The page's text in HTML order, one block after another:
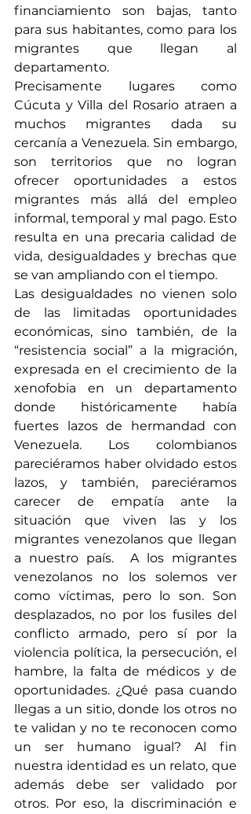
financiamiento son bajas, tanto
para sus habitantes, como para los
migrantes que llegan al
departamento.
Precisamente lugares como
Cúcuta y Villa del Rosario atraen a
muchos migrantes dada su
cercanía a Venezuela. Sin embargo,
son territorios que no logran
ofrecer oportunidades a estos
migrantes más allá del empleo
informal, temporal y mal pago. Esto
resulta en una precaria calidad de
vida, desigualdades y brechas que
se van ampliando con el tiempo.
Las desigualdades no vienen solo
de las limitadas oportunidades
económicas, sino también, de la
“resistencia social” a la migración,
expresada en el crecimiento de la
xenofobia en un departamento
donde históricamente había
fuertes lazos de hermandad con
Venezuela. Los colombianos
pareciéramos haber olvidado estos
lazos, y también, pareciéramos
carecer de empatía ante la
situación que viven las y los
migrantes venezolanos que llegan
a nuestro país.  A los migrantes
venezolanos no los solemos ver
como víctimas, pero lo son. Son
desplazados, no por los fusiles del
conflicto armado, pero sí por la
violencia política, la persecución, el
hambre, la falta de médicos y de
oportunidades. ¿Qué pasa cuando
llegas a un sitio, donde los otros no
te validan y no te reconocen como
un ser humano igual? Al fin
nuestra identidad es un relato, que
además debe ser validado por
otros. Por eso, la discriminación e